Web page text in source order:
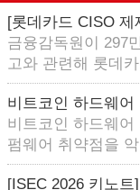
[롯데카드 CISO
금융감독원이 297
고와 관련해 롯데
비트코인 하드웨
비트코인 하드웨
펌웨어 취약점을
[ISEC 2026 키노